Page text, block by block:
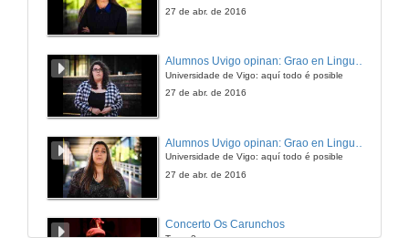
27 de abr. de 2016
Alumnos Uvigo opinan: Grao en Linguas Estranxeiras
Universidade de Vigo: aquí todo é posible
27 de abr. de 2016
Universidade de Vigo: aquí todo é posible
27 de abr. de 2016
Concerto Os Carunchos
Tema 3